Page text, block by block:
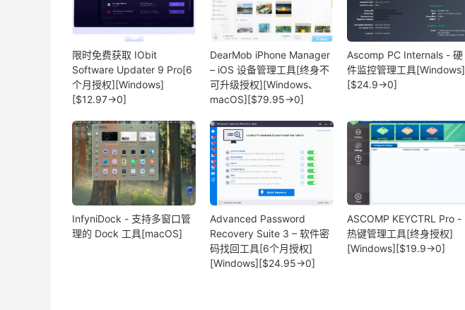
限时免费获取 IObit
Software Updater 9 Pro[6
个月授权][Windows]
[$12.97→0]
DearMob iPhone Manager
– iOS 设备管理工具[终身不
可升级授权][Windows、
macOS][$79.95→0]
Ascomp PC Internals - 硬
件监控管理工具[Windows]
[$24.9→0]
InfyniDock - 支持多窗口管
理的 Dock 工具[macOS]
Advanced Password
Recovery Suite 3 – 软件密
码找回工具[6个月授权]
[Windows][$24.95→0]
ASCOMP KEYCTRL Pro -
热键管理工具[终身授权]
[Windows][$19.9→0]